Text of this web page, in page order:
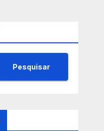
Pesquisar